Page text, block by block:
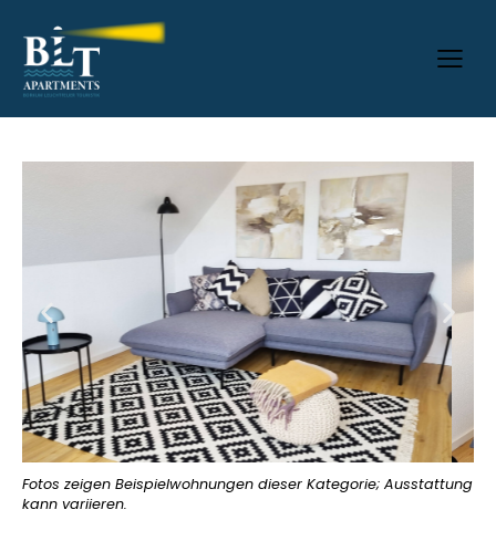
Fotos zeigen Beispielwohnungen dieser Kategorie; Ausstattung
kann variieren.